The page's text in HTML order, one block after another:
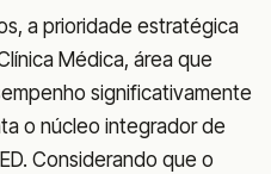
a prioridade estratégica
Médica, área que
significativamente
o núcleo integrador de
Considerando que o